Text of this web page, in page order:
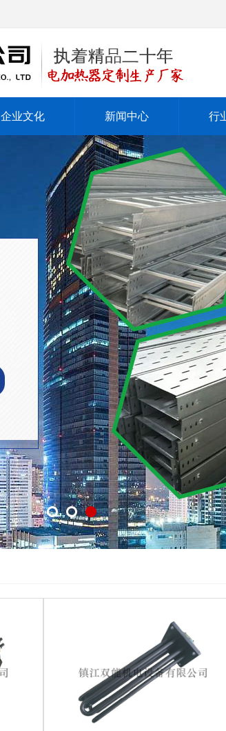
企业文化 新闻中心 行